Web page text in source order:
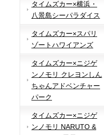
タイムズカー×横浜・
八景島シーパラダイス
タイムズカー×スパリ
ゾートハワイアンズ
タイムズカー×ニジゲ
ンノモリ クレヨンしん
ちゃんアドベンチャー
パーク
タイムズカー×ニジゲ
ンノモリ NARUTO &